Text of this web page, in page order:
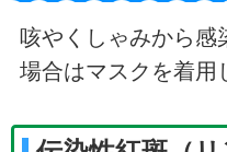
咳やくしゃみから感
場合はマスクを着用